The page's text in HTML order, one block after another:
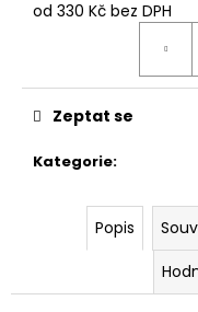
od 330 Kč bez DPH
Kategorie:
Zeptat se
Popis